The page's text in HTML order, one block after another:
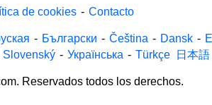
de cookies - Contacto
- Български - Čeština - Dansk -
Slovenský - Українська - Türkçe 日本語
Reservados todos los derechos.